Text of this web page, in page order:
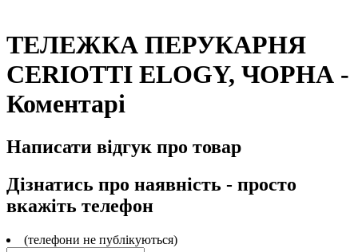
ТЕЛЕЖКА ПЕРУКАРНЯ
CERIOTTI ELOGY, ЧОРНА -
Коментарі
Написати відгук про товар
Дізнатись про наявність - просто
вкажіть телефон
(телефони не публікуються)